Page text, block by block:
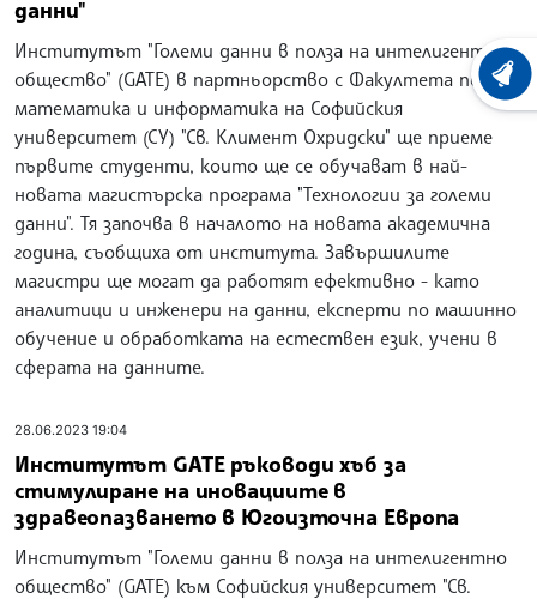
данни"
Институтът "Големи данни в полза на интелигентно
общество" (GATE) в партньорство с Факултета по
математика и информатика на Софийския
университет (СУ) "Св. Климент Охридски" ще приеме
първите студенти, които ще се обучават в най-
новата магистърска програма "Технологии за големи
данни". Тя започва в началото на новата академична
година, съобщиха от института. Завършилите
магистри ще могат да работят ефективно - като
аналитици и инженери на данни, експерти по машинно
обучение и обработката на естествен език, учени в
сферата на данните.
28.06.2023 19:04
Институтът GATE ръководи хъб за
стимулиране на иновациите в
здравеопазването в Югоизточна Европа
Институтът "Големи данни в полза на интелигентно
общество" (GATE) към Софийския университет "Св.